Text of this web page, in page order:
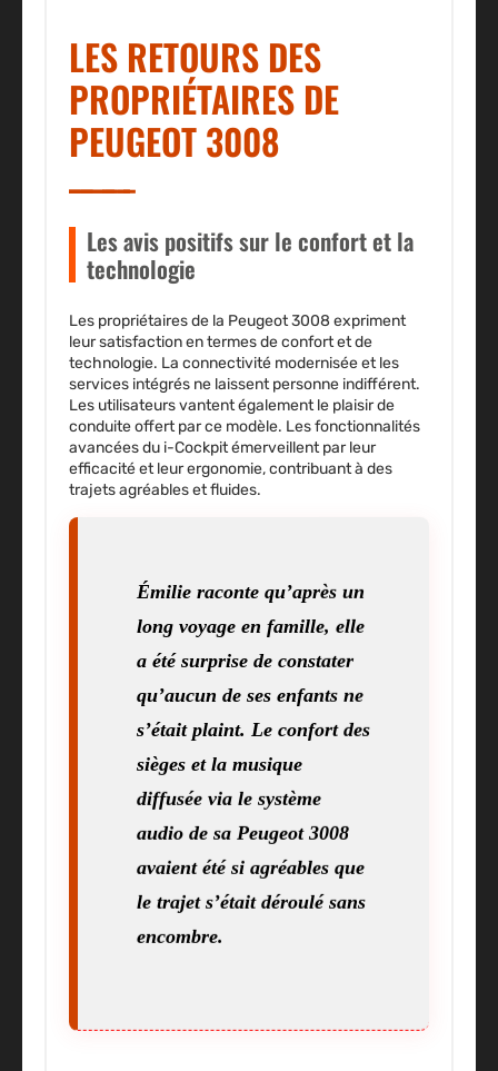
LES RETOURS DES
PROPRIÉTAIRES DE
PEUGEOT 3008
Les avis positifs sur le confort et la
technologie
Les propriétaires de la Peugeot 3008 expriment
leur satisfaction en termes de confort et de
technologie. La connectivité modernisée et les
services intégrés ne laissent personne indifférent.
Les utilisateurs vantent également le plaisir de
conduiteoffert par ce modèle. Les fonctionnalités
avancées du i-Cockpit émerveillent par leur
efficacité et leur ergonomie, contribuant à des
trajets agréables et fluides.
Émilie raconte qu’après un
long voyage en famille, elle
a été surprise de constater
qu’aucun de ses enfants ne
s’était plaint. Le confort des
sièges et la musique
diffusée via le système
audio de sa Peugeot 3008
avaient été si agréables que
le trajet s’était déroulé sans
encombre.